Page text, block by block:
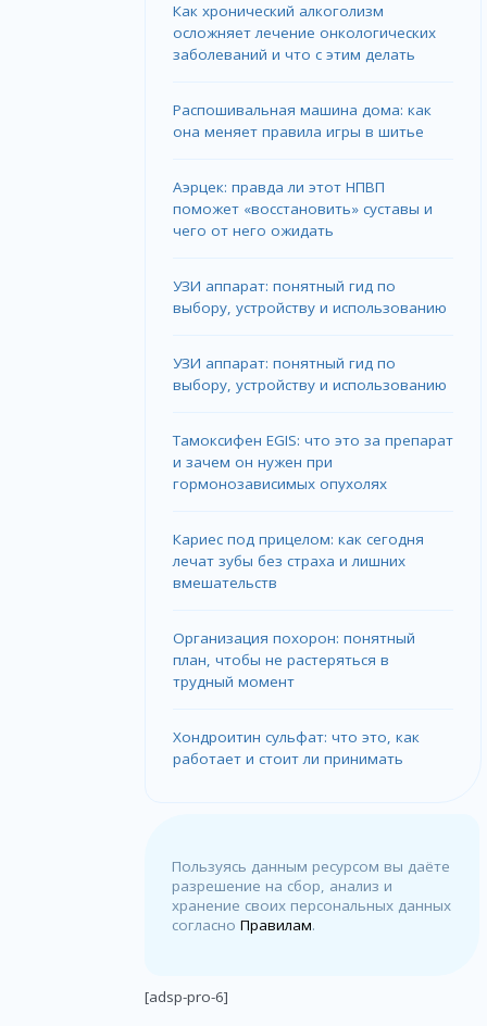
Как хронический алкоголизм
осложняет лечение онкологических
заболеваний и что с этим делать
Распошивальная машина дома: как
она меняет правила игры в шитье
Аэрцек: правда ли этот НПВП
поможет «восстановить» суставы и
чего от него ожидать
УЗИ аппарат: понятный гид по
выбору, устройству и использованию
УЗИ аппарат: понятный гид по
выбору, устройству и использованию
Тамоксифен EGIS: что это за препарат
и зачем он нужен при
гормонозависимых опухолях
Кариес под прицелом: как сегодня
лечат зубы без страха и лишних
вмешательств
Организация похорон: понятный
план, чтобы не растеряться в
трудный момент
Хондроитин сульфат: что это, как
работает и стоит ли принимать
Пользуясь данным ресурсом вы даёте
разрешение на сбор, анализ и
хранение своих персональных данных
согласноПравилам.
[adsp-pro-6]